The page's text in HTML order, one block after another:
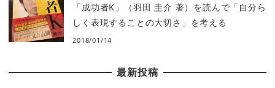
「成功者K」（羽田 圭介 著）を読んで「自分ら
しく表現することの大切さ」を考える
2018/01/14
最新投稿